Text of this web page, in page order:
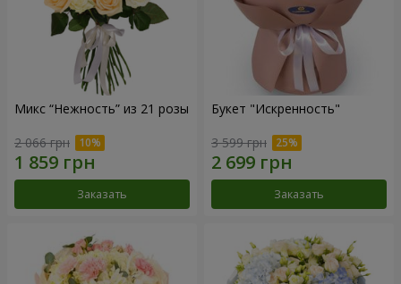
Микс “Нежность” из 21 розы
2 066 грн
Заказать
Букет "Искренность"
3 599 грн
Заказать